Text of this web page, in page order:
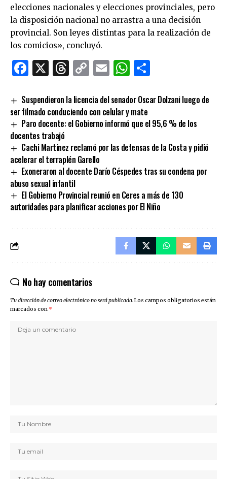
elecciones nacionales y elecciones provinciales, pero
la disposición nacional no arrastra a una decisión
provincial. Son leyes distintas para la realización de
los comicios», concluyó.
Facebook
X Threads
CopyEmailWhatsApp
Suspendieron la licencia del senador Oscar Dolzani luego de
ser filmado conduciendo con celular y mate
Paro docente: el Gobierno informó que el 95,6 % de los
docentes trabajó
Cachi Martínez reclamó por las defensas de la Costa y pidió
acelerar el terraplén Garello
Exoneraron al docente Darío Céspedes tras su condena por
abuso sexual infantil
El Gobierno Provincial reunió en Ceres a más de 130
autoridades para planificar acciones por El Niño
No hay comentarios
Tu dirección de correo electrónico no será publicada.Los campos obligatorios están
marcados con *